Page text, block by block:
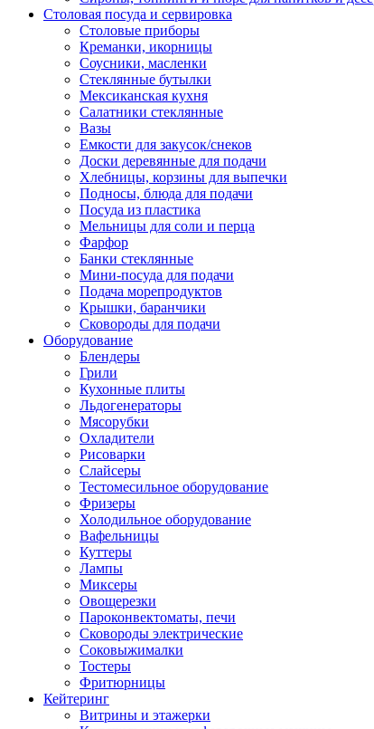
Столовая посуда и сервировка
Столовые приборы
Креманки, икорницы
Соусники, масленки
Стеклянные бутылки
Мексиканская кухня
Салатники стеклянные
Вазы
Емкости для закусок/снеков
Доски деревянные для подачи
Хлебницы, корзины для выпечки
Подносы, блюда для подачи
Посуда из пластика
Мельницы для соли и перца
Фарфор
Банки стеклянные
Мини-посуда для подачи
Подача морепродуктов
Крышки, баранчики
Сковороды для подачи
Оборудование
Блендеры
Грили
Кухонные плиты
Льдогенераторы
Мясорубки
Охладители
Рисоварки
Слайсеры
Тестомесильное оборудование
Фризеры
Холодильное оборудование
Вафельницы
Куттеры
Лампы
Миксеры
Овощерезки
Пароконвектоматы, печи
Сковороды электрические
Соковыжималки
Тостеры
Фритюрницы
Кейтеринг
Витрины и этажерки